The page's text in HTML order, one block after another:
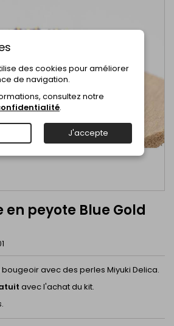
en peyote Blue Gold
bougeoir avec des perles Miyuki Delica.
avec l'achat du kit.
des cookies pour améliorer
de navigation.
consultez notre
.
J'accepte